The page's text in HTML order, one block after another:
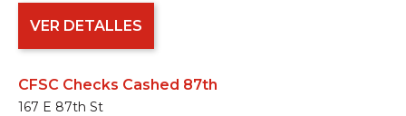
VER DETALLES
CFSC Checks Cashed 87th
167 E 87th St